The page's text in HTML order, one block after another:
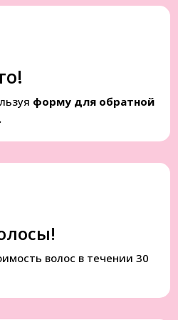
форму для обратной
волос в течении 30